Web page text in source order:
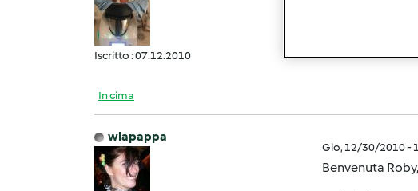
Iscritto : 07.12.2010
Ciao
In cima
wlapappa
Gio, 12/30/2010 -
Benvenuta Roby,